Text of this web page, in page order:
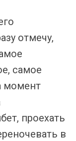
отмечу,
самое
момент
проехать
в